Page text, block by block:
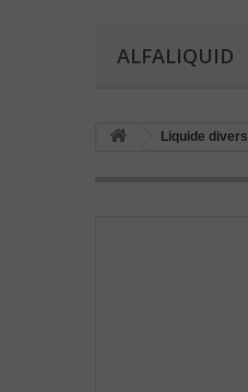
ALFALIQUID
Liquide divers